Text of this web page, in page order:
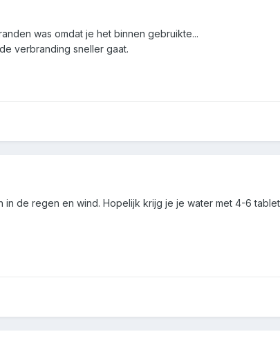
was omdat je het binnen gebruikte...
verbranding sneller gaat.
de regen en wind. Hopelijk krijg je je water met 4-6